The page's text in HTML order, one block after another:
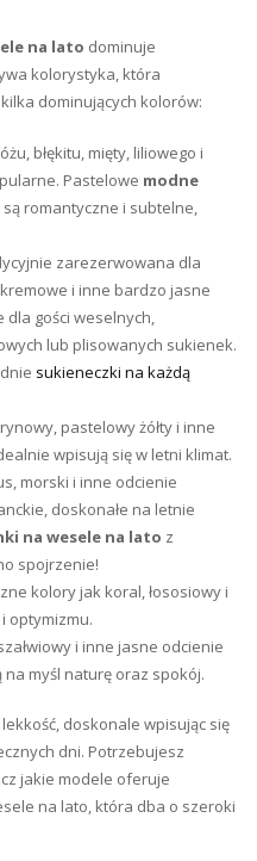
na lato dominuje
kolorystyka, która
dominujących kolorów:
błękitu, mięty, liliowego i
Pastelowe modne
są romantyczne i subtelne,
zarezerwowana dla
i inne bardzo jasne
dla gości weselnych,
lub plisowanych sukienek.
sukieneczki na każdą
pastelowy żółty i inne
wpisują się w letni klimat.
morski i inne odcienie
doskonałe na letnie
na wesele na lato z
spojrzenie!
kolory jak koral, łososiowy i
optymizmu.
i inne jasne odcienie
myśl naturę oraz spokój.
doskonale wpisując się
dni. Potrzebujesz
jakie modele oferuje
na lato, która dba o szeroki